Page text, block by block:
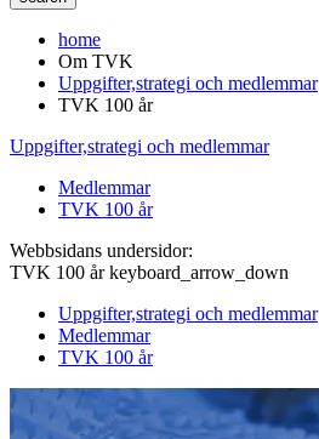
home
Om TVK
Uppgifter,strategi och medlemmar
TVK 100 år
Uppgifter,strategi och medlemmar
Medlemmar
TVK 100 år
Webbsidans undersidor:
TVK 100 år keyboard_arrow_down
Uppgifter,strategi och medlemmar
Medlemmar
TVK 100 år